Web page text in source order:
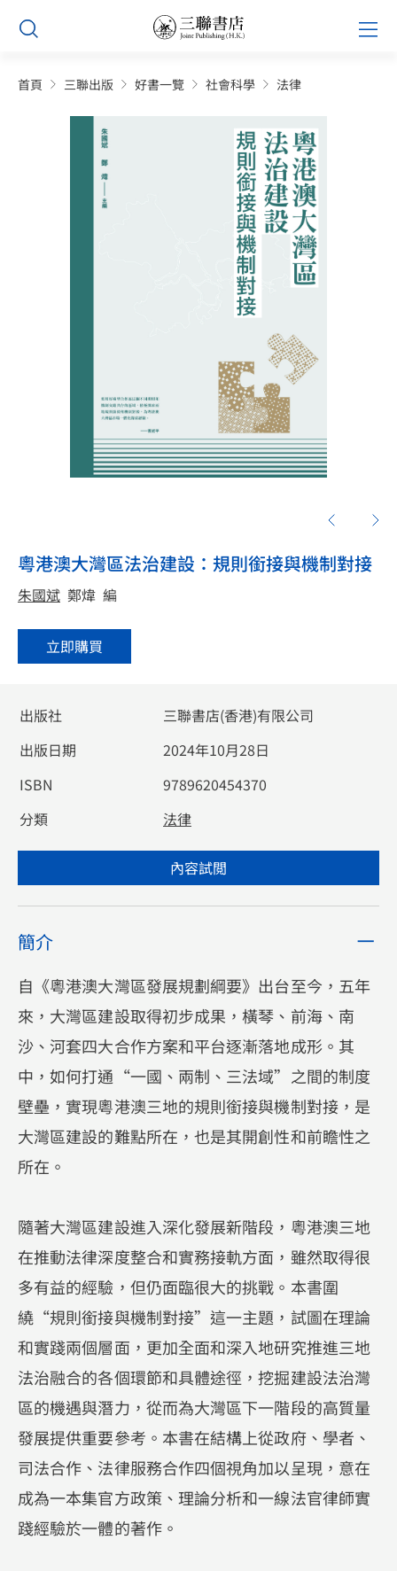
Skip
content
首頁 三聯出版 好書一覽 社會科學 法律
粵港澳大灣區法治建設：規則銜接與機制對接
朱國斌 鄭煒 編
立即購買
出版社
三聯書店(香港)有限公司
出版日期
2024年10月28日
ISBN
9789620454370
分類
法律
內容試閲
簡介
自《粵港澳大灣區發展規劃綱要》出台至今，五年
來，大灣區建設取得初步成果，橫琴、前海、南
沙、河套四大合作方案和平台逐漸落地成形。其
中，如何打通“一國、兩制、三法域”之間的制度
壁壘，實現粵港澳三地的規則銜接與機制對接，是
大灣區建設的難點所在，也是其開創性和前瞻性之
所在。
隨著大灣區建設進入深化發展新階段，粵港澳三地
在推動法律深度整合和實務接軌方面，雖然取得很
多有益的經驗，但仍面臨很大的挑戰。本書圍
繞“規則銜接與機制對接”這一主題，試圖在理論
和實踐兩個層面，更加全面和深入地研究推進三地
法治融合的各個環節和具體途徑，挖掘建設法治灣
區的機遇與潛力，從而為大灣區下一階段的高質量
發展提供重要參考。本書在結構上從政府、學者、
司法合作、法律服務合作四個視角加以呈現，意在
成為一本集官方政策、理論分析和一線法官律師實
踐經驗於一體的著作。